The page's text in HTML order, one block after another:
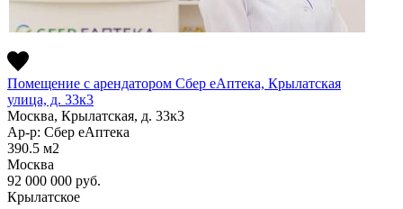
Помещение с арендатором Сбер еАптека, Крылатская
улица, д. 33к3
Москва, Крылатская, д. 33к3
Ар-р: Сбер еАптека
390.5 м2
Москва
92 000 000 руб.
Крылатское